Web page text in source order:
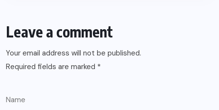
Leave a comment
Your email address will not be published.
Required fields are marked *